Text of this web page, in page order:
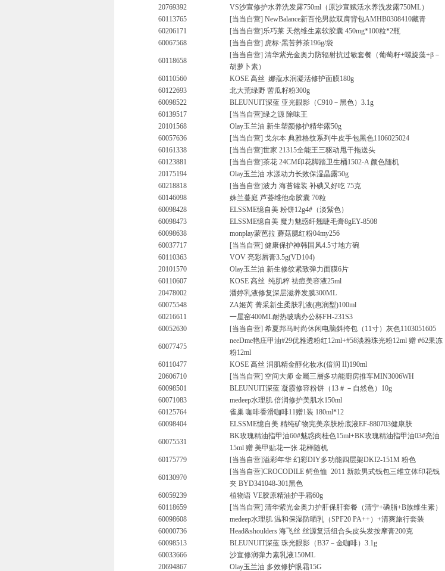
20769392
VS沙宣修护水养洗发露750ml（原沙宣赋活水养洗发露750ML）
60113765
[当当自营] NewBalance新百伦男款双肩背包AMHB0308410藏青
60206171
[当当自营]乐巧莱 天然维生素软胶囊 450mg*100粒*2瓶
60067568
[当当自营] 虎标·黑苦荞茶196g/袋
60118658
[当当自营] 清华紫光金奥力防辐射抗过敏套餐（葡萄籽+螺旋藻+β－
胡萝卜素）
60110560
KOSE 高丝 娜蔻水润凝活修护面膜180g
60122693
北大荒绿野 苦瓜籽粉300g
60098522
BLEUNUIT深蓝 亚光眼影（C910－黑色）3.1g
60139517
[当当自营]绿之源 除味王
20101568
Olay玉兰油 新生塑颜修护精华露50g
60057636
[当当自营] 戈尔本 典雅格纹系列牛皮手包黑色1106025024
60161338
[当当自营]世家 21315全能王三驱动甩干拖送头
60123881
[当当自营]茶花 24CM印花脚踏卫生桶1502-A 颜色随机
20175194
Olay玉兰油 水漾动力长效保湿晶露50g
60218818
[当当自营]波力 海苔罐装 补碘又好吃 75克
60146098
姝兰蔓庭 芦荟维他命胶囊 70粒
60098428
ELSSME憶自美 粉饼12g4#（淡紫色）
60098473
ELSSME憶自美 魔力魅惑纤翘睫毛膏8gEY-8508
60098638
monplay蒙芭拉 蘑菇腮红粉04my256
60037717
[当当自营] 健康保护神韩国风4.5寸地方碗
60110363
VOV 亮彩唇膏3.5g(VD104)
20101570
Olay玉兰油 新生修纹紧致弹力面膜6片
60110607
KOSE 高丝 纯肌粹 祛痘美容液25ml
20478002
潘婷乳液修复深层滋养发膜300ML
60075548
ZA姬芮 菁采新生柔肤乳液(惠润型)100ml
60216611
一屋窑400ML耐热玻璃办公杯FH-231S3
60052630
[当当自营] 希夏邦马时尚休闲电脑斜挎包（11寸）灰色1103051605
60077475
neeDme艳庄甲油#29优雅透粉红12ml+#58淡雅珠光粉12ml 赠 #62果冻
粉12ml
60110477
KOSE 高丝 润肌精金醇化妆水(倍润 II)190ml
20606710
[当当自营] 空间大师 金屬三層多功能廚房推车MIN3006WH
60098501
BLEUNUIT深蓝 凝霞修容粉饼（13＃－自然色）10g
60071083
medeep水理肌 倍润修护美肌水150ml
60125764
雀巢 咖啡香滑咖啡11赠1装 180ml*12
60098404
ELSSME憶自美 精纯矿物完美亲肤粉底液EF-880703健康肤
60075531
BK玫瑰精油指甲油60#魅惑肉桂色15ml+BK玫瑰精油指甲油03#亮油
15ml 赠 美甲贴花一张 花样随机
60175779
[当当自营]溢彩年华 幻彩DIY多功能四层架DKI2-151M 粉色
60130970
[当当自营]CROCODILE 鳄鱼恤 2011 新款男式钱包三维立体印花钱
夹 BYD341048-301黑色
60059239
植物语 VE胶原精油护手霜60g
60118659
[当当自营] 清华紫光金奥力护肝保肝套餐（清宁+磷脂+B族维生素）
60098608
medeep水理肌 温和保湿防晒乳（SPF20 PA++）+清爽旅行套装
60000736
Head&shoulders 海飞丝 丝源复活组合头皮头发按摩膏200克
60098513
BLEUNUIT深蓝 珠光眼影（B37－金咖啡）3.1g
60033666
沙宣修润弹力素乳液150ML
20694867
Olay玉兰油 多效修护眼霜15G